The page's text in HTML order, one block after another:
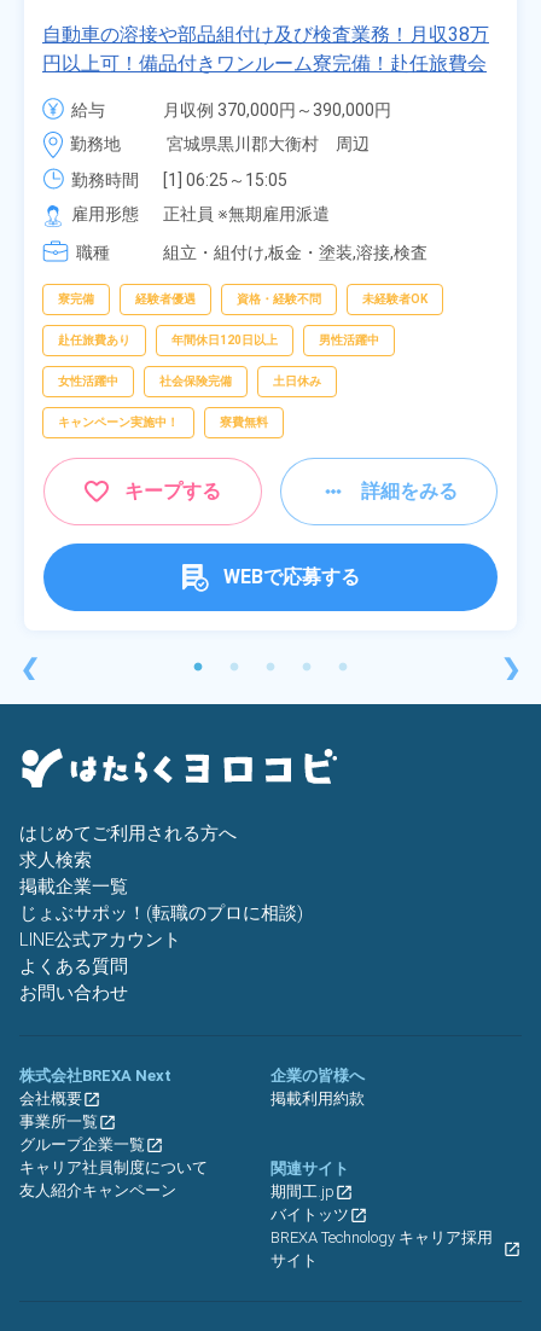
❮
自動車の溶接や部品組付け及び検査業務！月収38万
円以上可！備品付きワンルーム寮完備！赴任旅費会
社負担★人気の土日休み！昇給＆業績賞与あり！
車・バイク通勤可！無料駐車場あり！カップルでの
応募OK★《宮城県大衡村》
給与
月収例 370,000円～390,000円
時給 1,700円～1,700円
勤務地
宮城県黒川郡大衡村　周辺
勤務時間
[1] 06:25～15:05
[2] 16:00～00:40
[3] 16:30～01:10
[4] 08:00～16:40
雇用形態
正社員 ※無期雇用派遣
職種
組立・組付け,板金・塗装,溶接,検査
寮完備 経験者優遇 資格・経験不問 未経験者OK
赴任旅費あり 年間休日120日以上 男性活躍中
女性活躍中 社会保険完備 土日休み
キャンペーン実施中！ 寮費無料
キープする 詳細をみる
WEBで応募する
❯
はじめてご利用される方へ
求人検索
掲載企業一覧
じょぶサポッ！(転職のプロに相談)
LINE公式アカウント
よくある質問
お問い合わせ
株式会社BREXA Next
会社概要
事業所一覧
グループ企業一覧
キャリア社員制度について
友人紹介キャンペーン
企業の皆様へ
掲載利用約款
関連サイト
期間工.jp
バイトッツ
BREXA Technology キャリア採用
サイト